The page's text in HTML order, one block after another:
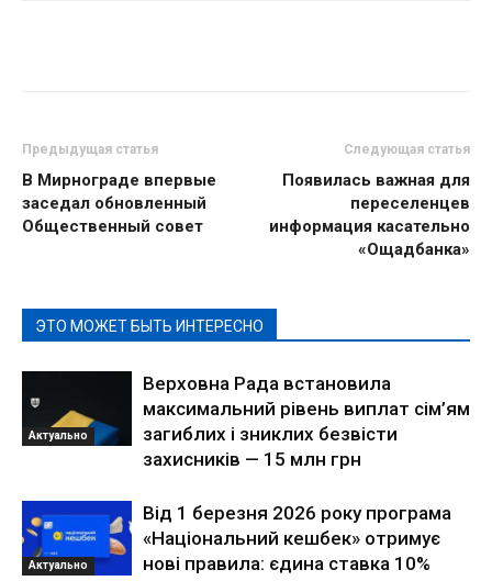
Предыдущая статья
В Мирнограде впервые
заседал обновленный
Общественный совет
Следующая статья
Появилась важная для
переселенцев
информация касательно
«Ощадбанка»
ЭТО МОЖЕТ БЫТЬ ИНТЕРЕСНО
Актуально
Верховна Рада встановила
максимальний рівень виплат сім’ям
загиблих і зниклих безвісти
захисників — 15 млн грн
Актуально
Від 1 березня 2026 року програма
«Національний кешбек» отримує
нові правила: єдина ставка 10%